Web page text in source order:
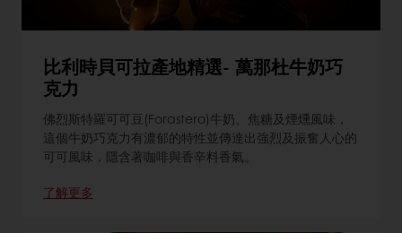
比利時貝可拉產地精選- 萬那杜牛奶巧
克力
佛烈斯特羅可可豆(Forastero)牛奶、焦糖及煙燻風味，
這個牛奶巧克力有濃郁的特性並傳達出強烈及振奮人心的
可可風味，隱含著咖啡與香辛料香氣。
了解更多